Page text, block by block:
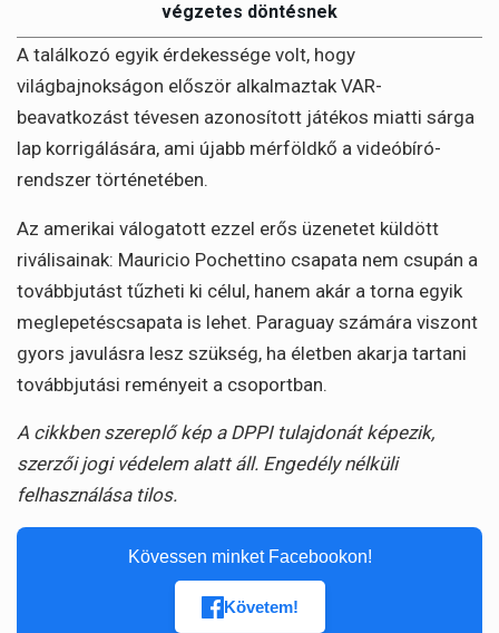
végzetes döntésnek
A találkozó egyik érdekessége volt, hogy
világbajnokságon először alkalmaztak VAR-
beavatkozást tévesen azonosított játékos miatti sárga
lap korrigálására, ami újabb mérföldkő a videóbíró-
rendszer történetében.
Az amerikai válogatott ezzel erős üzenetet küldött
riválisainak: Mauricio Pochettino csapata nem csupán a
továbbjutást tűzheti ki célul, hanem akár a torna egyik
meglepetéscsapata is lehet. Paraguay számára viszont
gyors javulásra lesz szükség, ha életben akarja tartani
továbbjutási reményeit a csoportban.
A cikkben szereplő kép a DPPI tulajdonát képezik,
szerzői jogi védelem alatt áll. Engedély nélküli
felhasználása tilos.
Kövessen minket Facebookon!
Követem!